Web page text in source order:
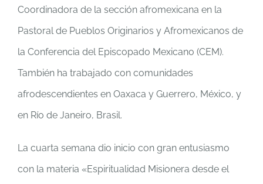
Coordinadora de la sección afromexicana en la
Pastoral de Pueblos Originarios y Afromexicanos de
la Conferencia del Episcopado Mexicano (CEM).
También ha trabajado con comunidades
afrodescendientes en Oaxaca y Guerrero, México, y
en Río de Janeiro, Brasil.
La cuarta semana dio inicio con gran entusiasmo
con la materia «Espiritualidad Misionera desde el